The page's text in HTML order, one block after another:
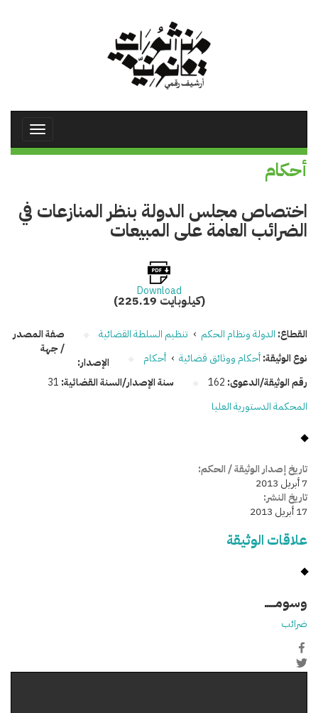
Toggle
أحكام
اختصاص مجلس الدولة بنظر المنازعات في
الضرائب العامة على المبيعات
Download
(225.19 كيلوبايت)
القطاع: الدولة ونظام الحكم › تنظيم السلطة القضائية
نوع الوثيقة:أحكام ووثائق قضائية › أحكام
رقم الوثيقة/الدعوى: 162 سنة الإصدار/السنة القضائية: 31
صفة المصدر
/ جهة
الإصدار:
المحكمة الدستورية العليا
تاريخ إصدار الوثيقة / الحكم:
7 أبريل 2013
تاريخ النشر:
17 أبريل 2013
علاقات الوثيقة
وسومـــــ
ضرائب